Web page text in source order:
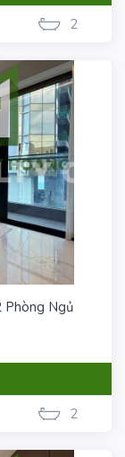
2
Phòng Ngủ
2